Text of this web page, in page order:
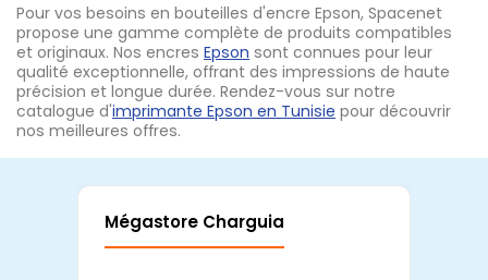
Pour vos besoins en bouteilles d'encre Epson, Spacenet
propose une gamme complète de produits compatibles
et originaux. Nos encres Epson sont connues pour leur
qualité exceptionnelle, offrant des impressions de haute
précision et longue durée. Rendez-vous sur notre
catalogue d'imprimante Epson en Tunisie pour découvrir
nos meilleures offres.
Mégastore Charguia